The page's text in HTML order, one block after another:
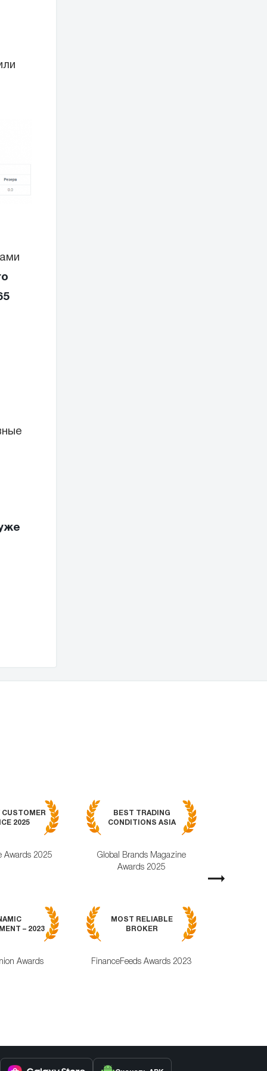
CUSTOMER
2025
Awards 2025
BEST TRADING
CONDITIONS ASIA
Global Brands Magazine
Awards 2025
– 2023
Awards
MOST RELIABLE
BROKER
FinanceFeeds Awards 2023
Next